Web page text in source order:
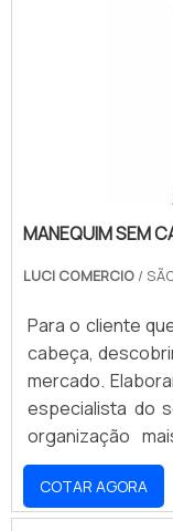
essas peças
eventos e
MANEQUIM SEM
LUCI COMERCIO /
Para o cliente
cabeça,
mercado.
especialista do
organização
importante
adquirido com
Esse tipo de
COTAR AGORA